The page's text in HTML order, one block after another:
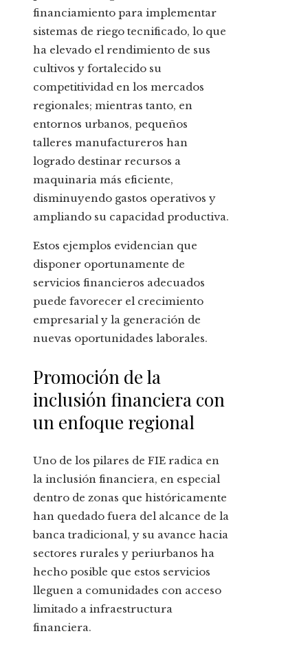
financiamiento para implementar
sistemas de riego tecnificado, lo que
ha elevado el rendimiento de sus
cultivos y fortalecido su
competitividad en los mercados
regionales; mientras tanto, en
entornos urbanos, pequeños
talleres manufactureros han
logrado destinar recursos a
maquinaria más eficiente,
disminuyendo gastos operativos y
ampliando su capacidad productiva.
Estos ejemplos evidencian que
disponer oportunamente de
servicios financieros adecuados
puede favorecer el crecimiento
empresarial y la generación de
nuevas oportunidades laborales.
Promoción de la
inclusión financiera con
un enfoque regional
Uno de los pilares de FIE radica en
la inclusión financiera, en especial
dentro de zonas que históricamente
han quedado fuera del alcance de la
banca tradicional, y su avance hacia
sectores rurales y periurbanos ha
hecho posible que estos servicios
lleguen a comunidades con acceso
limitado a infraestructura
financiera.